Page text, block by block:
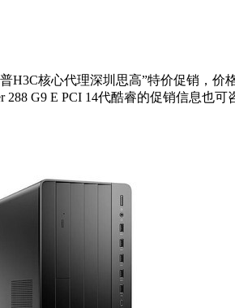
H3C核心代理深圳思高”特价促销，
G9 E PCI 14代酷睿的促销信息也可